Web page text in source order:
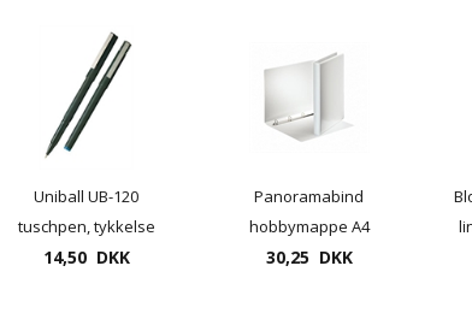
Uniball UB-120
tuschpen, tykkelse
0,2/0,3mm
14,50 DKK
Panoramabind
hobbymappe A4
Esselte ryg 30mm -
30,25 DKK